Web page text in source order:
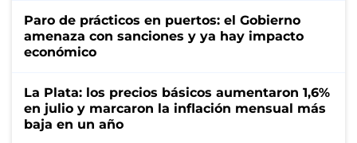
Paro de prácticos en puertos: el Gobierno
amenaza con sanciones y ya hay impacto
económico
La Plata: los precios básicos aumentaron 1,6%
en julio y marcaron la inflación mensual más
baja en un año